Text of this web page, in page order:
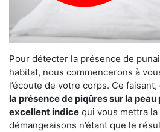
Pour détecter la présence de
habitat, nous commencerons à
l’écoute de votre corps. Ce faisant,
la présence de piqûres sur la
excellent indice qui vous mettra la
démangeaisons n’étant que le